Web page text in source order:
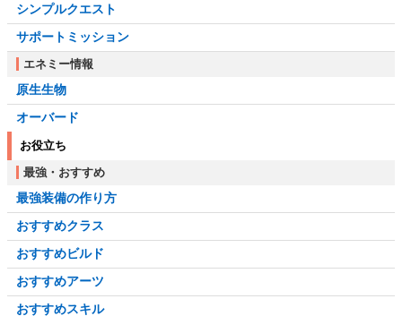
シンプルクエスト
サポートミッション
エネミー情報
原生生物
オーバード
お役立ち
最強・おすすめ
最強装備の作り方
おすすめクラス
おすすめビルド
おすすめアーツ
おすすめスキル